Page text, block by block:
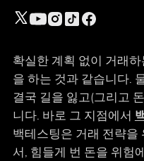
확실한 계획 없이 거래
을 하는 것과 같습니다.
결국 길을 잃고(그리고
니다. 바로 그 지점에서
백테스팅은 거래 전략
서, 힘들게 번 돈을 위험